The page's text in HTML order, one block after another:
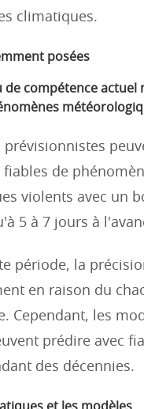
climatiques.
posées
de compétence actuel
prévisionnistes
de
violents avec un
5 à 7 jours à
période, la
en raison du
Cependant, les
prédire avec
des décennies.